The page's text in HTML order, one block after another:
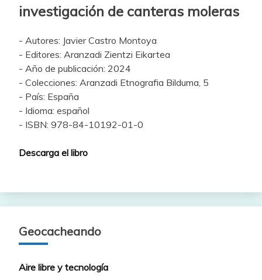
investigación de canteras moleras
- Autores: Javier Castro Montoya
- Editores: Aranzadi Zientzi Eikartea
- Año de publicación: 2024
- Colecciones: Aranzadi Etnografia Bilduma, 5
- País: España
- Idioma: español
- ISBN: 978-84-10192-01-0
Descarga el libro
Geocacheando
Aire libre y tecnología